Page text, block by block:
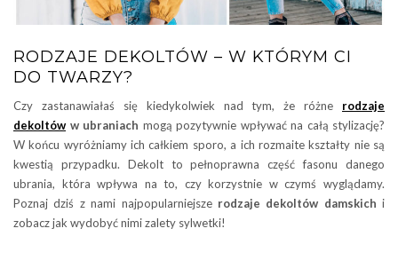
RODZAJE DEKOLTÓW – W KTÓRYM CI
DO TWARZY?
Czy zastanawiałaś się kiedykolwiek nad tym, że różne rodzaje
dekoltów w ubraniach mogą pozytywnie wpływać na całą stylizację?
W końcu wyróżniamy ich całkiem sporo, a ich rozmaite kształty nie są
kwestią przypadku. Dekolt to pełnoprawna część fasonu danego
ubrania, która wpływa na to, czy korzystnie w czymś wyglądamy.
Poznaj dziś z nami najpopularniejsze rodzaje dekoltów damskich i
zobacz jak wydobyć nimi zalety sylwetki!